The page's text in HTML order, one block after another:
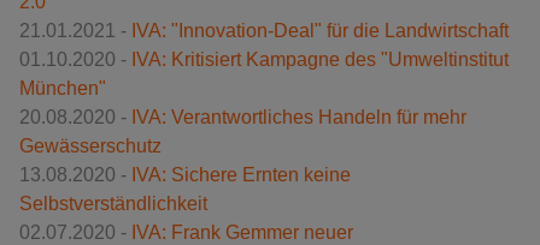
21.01.2021 - IVA: "Innovation-Deal" für die Landwirtschaft
01.10.2020 - IVA: Kritisiert Kampagne des "Umweltinstitut
München"
20.08.2020 - IVA: Verantwortliches Handeln für mehr
Gewässerschutz
13.08.2020 - IVA: Sichere Ernten keine
Selbstverständlichkeit
02.07.2020 - IVA: Frank Gemmer neuer